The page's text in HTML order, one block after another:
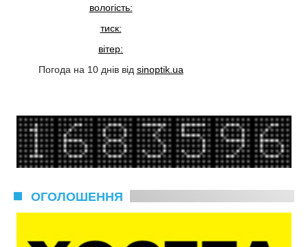
вологість:
тиск:
вітер:
Погода на 10 днів від sinoptik.ua
ОГОЛОШЕННЯ